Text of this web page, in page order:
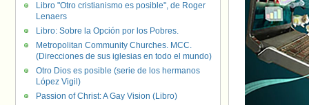
Libro "Otro cristianismo es posible", de Roger
Lenaers
Libro: Sobre la Opción por los Pobres.
Metropolitan Community Churches. MCC.
(Direcciones de sus iglesias en todo el mundo)
Otro Dios es posible (serie de los hermanos
López Vigil)
Passion of Christ: A Gay Vision (Libro)